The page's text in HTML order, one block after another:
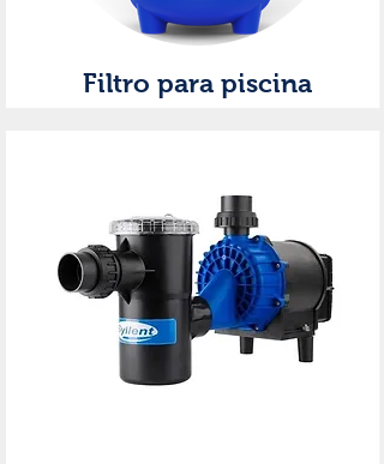
Filtro para piscina